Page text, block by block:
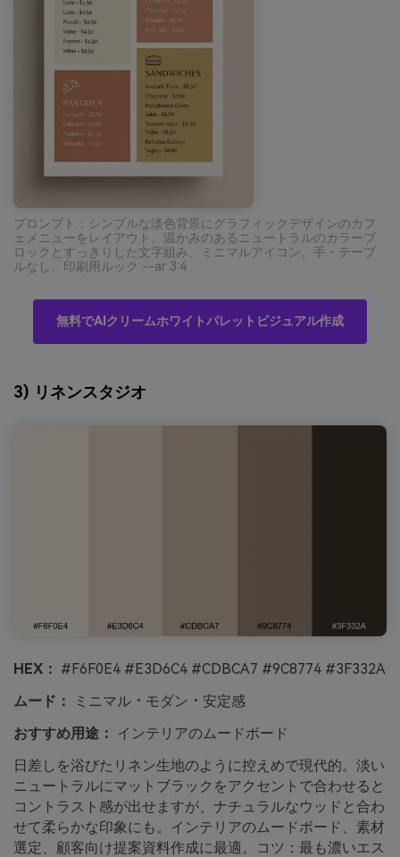
プロンプト：シンプルな淡色背景にグラフィックデザインのカフ
ェメニューをレイアウト。温かみのあるニュートラルのカラーブ
ロックとすっきりした文字組み、ミニマルアイコン、手・テーブ
ルなし、印刷用ルック --ar 3:4
無料でAIクリームホワイトパレットビジュアル作成
3) リネンスタジオ
HEX： #F6F0E4 #E3D6C4 #CDBCA7 #9C8774 #3F332A
ムード：
ミニマル・モダン・安定感
おすすめ用途：
インテリアのムードボード
日差しを浴びたリネン生地のように控えめで現代的。淡い
ニュートラルにマットブラックをアクセントで合わせると
コントラスト感が出せますが、ナチュラルなウッドと合わ
せて柔らかな印象にも。インテリアのムードボード、素材
選定、顧客向け提案資料作成に最適。コツ：最も濃いエス